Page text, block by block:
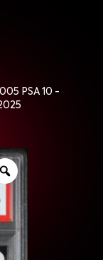
PSA 10 -